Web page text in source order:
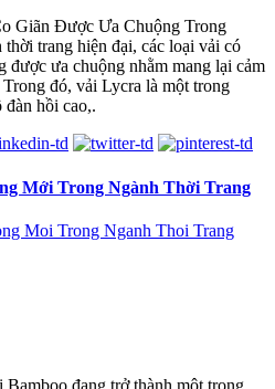
Giãn Được Ưa Chuộng Trong
trang hiện đại, các loại vải có
được ưa chuộng nhằm mang lại cảm
đó, vải Lycra là một trong
hồi cao,.
Mới Trong Ngành Thời Trang
đang trở thành một trong